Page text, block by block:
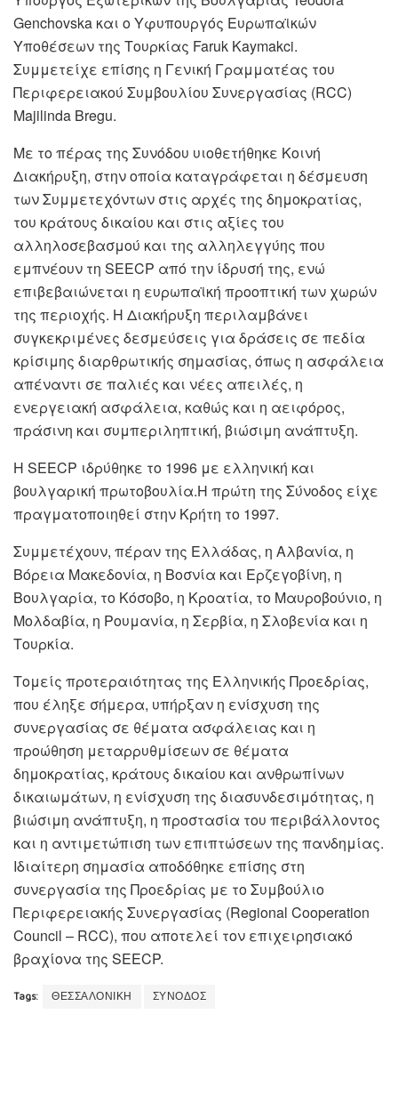
Genchovska και ο Υφυπουργός Ευρωπαϊκών
Υποθέσεων της Τουρκίας Faruk Kaymakci.
Συμμετείχε επίσης η Γενική Γραμματέας του
Περιφερειακού Συμβουλίου Συνεργασίας (RCC)
Majilinda Bregu.
Με το πέρας της Συνόδου υιοθετήθηκε Κοινή
Διακήρυξη, στην οποία καταγράφεται η δέσμευση
των Συμμετεχόντων στις αρχές της δημοκρατίας,
του κράτους δικαίου και στις αξίες του
αλληλοσεβασμού και της αλληλεγγύης που
εμπνέουν τη SEECP από την ίδρυσή της, ενώ
επιβεβαιώνεται η ευρωπαϊκή προοπτική των χωρών
της περιοχής. Η Διακήρυξη περιλαμβάνει
συγκεκριμένες δεσμεύσεις για δράσεις σε πεδία
κρίσιμης διαρθρωτικής σημασίας, όπως η ασφάλεια
απέναντι σε παλιές και νέες απειλές, η
ενεργειακή ασφάλεια, καθώς και η αειφόρος,
πράσινη και συμπεριληπτική, βιώσιμη ανάπτυξη.
Η SEECP ιδρύθηκε το 1996 με ελληνική και
βουλγαρική πρωτοβουλία.Η πρώτη της Σύνοδος είχε
πραγματοποιηθεί στην Κρήτη το 1997.
Συμμετέχουν, πέραν της Ελλάδας, η Αλβανία, η
Bόρεια Μακεδονία, η Βοσνία και Ερζεγοβίνη, η
Βουλγαρία, το Κόσοβο, η Κροατία, το Μαυροβούνιο, η
Μολδαβία, η Ρουμανία, η Σερβία, η Σλοβενία και η
Τουρκία.
Τομείς προτεραιότητας της Ελληνικής Προεδρίας,
που έληξε σήμερα, υπήρξαν η ενίσχυση της
συνεργασίας σε θέματα ασφάλειας και η
προώθηση μεταρρυθμίσεων σε θέματα
δημοκρατίας, κράτους δικαίου και ανθρωπίνων
δικαιωμάτων, η ενίσχυση της διασυνδεσιμότητας, η
βιώσιμη ανάπτυξη, η προστασία του περιβάλλοντος
και η αντιμετώπιση των επιπτώσεων της πανδημίας.
Ιδιαίτερη σημασία αποδόθηκε επίσης στη
συνεργασία της Προεδρίας με το Συμβούλιο
Περιφερειακής Συνεργασίας (Regional Cooperation
Council – RCC), που αποτελεί τον επιχειρησιακό
βραχίονα της SEECP.
Tags: ΘΕΣΣΑΛΟΝΙΚΗ ΣΥΝΟΔΟΣ